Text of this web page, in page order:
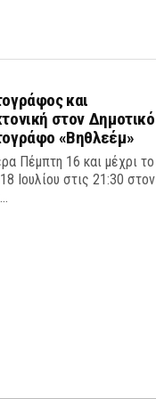
και
στον Δημοτικό
«Βηθλεέμ»
Πέμπτη 16 και μέχρι το
Ιουλίου στις 21:30 στον